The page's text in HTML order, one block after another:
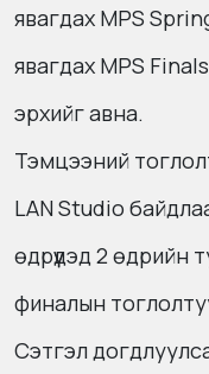
явагдах MPS
явагдах MPS
эрхийг авна.
Тэмцээний
LAN Studio
өдрүүдэд 2
финалын
Сэтгэл